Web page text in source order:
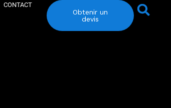
CONTACT
Obtenir un
devis